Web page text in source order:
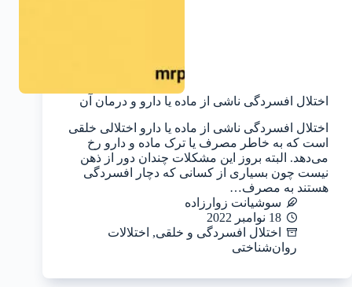
اختلال افسردگی ناشی از ماده یا دارو و درمان آن
اختلال افسردگی ناشی از ماده یا دارو اختلالی خلقی
است که به خاطر مصرف یا ترک ماده و دارو رخ
می‌دهد. البته بروز این مشکلات چندان دور از ذهن
نیست چون بسیاری از کسانی که دچار افسردگی
هستند به مصرف…
سوشیانت زوارزاده
18 نوامبر 2022
اختلال افسردگی و خلقی, اختلالات
روان‌شناختی